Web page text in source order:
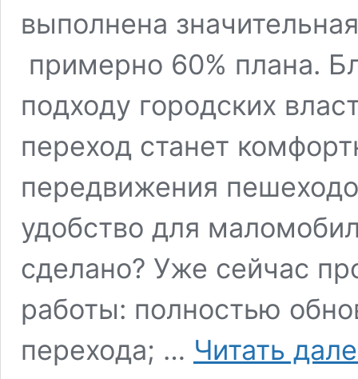
выполнена
примерно 60% плана.
подходу городских
переход станет
передвижения
удобство для
сделано? Уже сейчас
работы: полностью
перехода; … Читать